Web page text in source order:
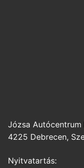
Józsa Autócentrum
4225 Debrecen,
Nyitvatartás: